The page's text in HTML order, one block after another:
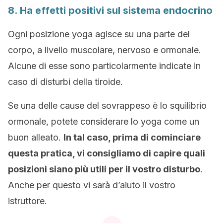
8. Ha effetti positivi sul sistema endocrino
Ogni posizione yoga agisce su una parte del
corpo, a livello muscolare, nervoso e ormonale.
Alcune di esse sono particolarmente indicate in
caso di disturbi della tiroide.
Se una delle cause del sovrappeso è lo squilibrio
ormonale, potete considerare lo yoga come un
buon alleato. In tal caso, prima di cominciare
questa pratica, vi consigliamo di capire quali
posizioni siano più utili per il vostro disturbo.
Anche per questo vi sarà d’aiuto il vostro
istruttore.